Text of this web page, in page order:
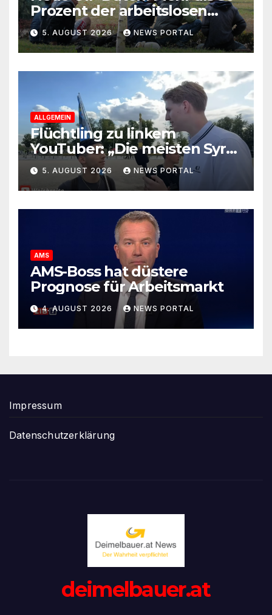
Prozent der arbeitslosen
Ausländer leben in Wien!
5. AUGUST 2026 NEWS PORTAL
ALLGEMEIN
Flüchtling zu linkem
YouTuber: „Die meisten Syrer
kommen wegen der
Sozialleistungen“
5. AUGUST 2026 NEWS PORTAL
AMS
AMS-Boss hat düstere
Prognose für Arbeitsmarkt
4. AUGUST 2026 NEWS PORTAL
Impressum
Datenschutzerklärung
deimelbauer.at